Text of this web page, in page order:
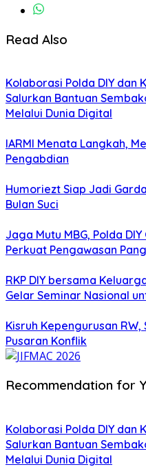
Read Also
Kolaborasi Polda DIY dan
Salurkan Bantuan
Melalui Dunia Digital
IARMI Menata Langkah,
Pengabdian
Humoriezt Siap Jadi
Bulan Suci
Jaga Mutu MBG, Polda
Perkuat Pengawasan
RKP DIY bersama
Gelar Seminar Nasional
Kisruh Kepengurusan
Pusaran Konflik
Recommendation for
Kolaborasi Polda DIY dan
Salurkan Bantuan
Melalui Dunia Digital